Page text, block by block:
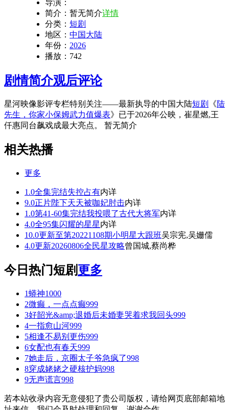
导演：
简介： 暂无简介详情
分类： 短剧
地区： 中国大陆
年份： 2026
播放： 742
剧情简介观后评论
星河映像影评专栏特别关注——最新执导的中国大陆短剧 《陆
先生，你家小保姆武力值爆表》已于2026年公映，崔星燃,王
仟惠同台飙戏成最大亮点。 暂无简介
相关热播
更多
1.0全集完结失控占有内详
9.0正片陛下天天被咖妃肘击内详
1.0第41-60集完结我投喂了古代大将军内详
4.0全95集闪耀的星星内详
10.0更新至第20221108期小明星大跟班吴宗宪,吴姗儒
4.0更新20260806全民星攻略曾国城,蔡尚桦
今日热门短剧更多
1蟒神1000
2微癫，一点点癫999
3好韶光&amp;退婚后未婚妻哭着求我回头999
4一指愈山河999
5相逢不易别更伤999
6女配也有春天999
7她走后，京圈太子爷急疯了998
8穿成姥姥之硬核护妈998
9无声谎言998
若本站收录内容无意侵犯了贵公司版权，请给网页底部邮箱地